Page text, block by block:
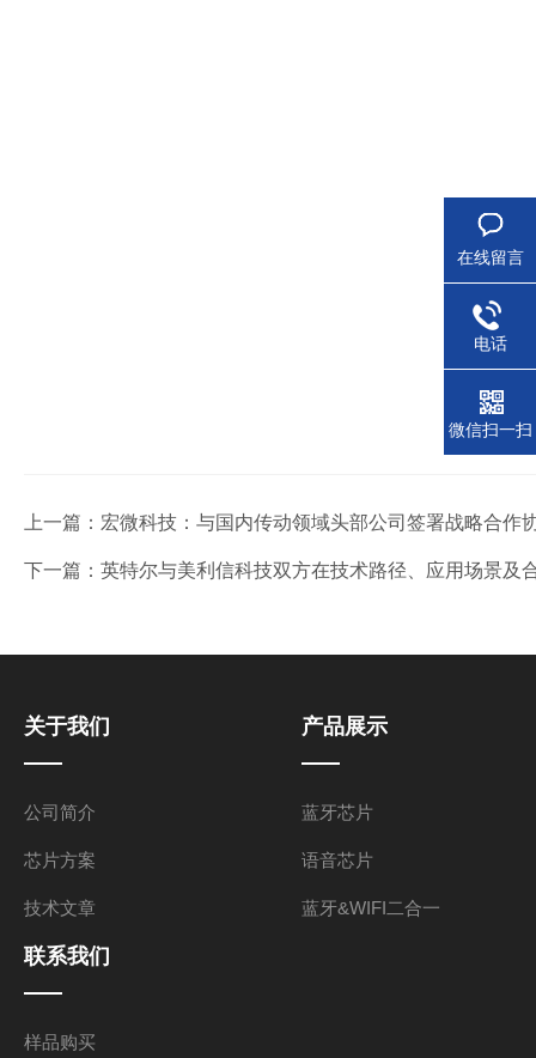
上一篇： 宏微科技：与国内传动领域头部公司签署战略合作
下一篇： 英特尔与美利信科技双方在技术路径、应用场景
关于我们
公司简介
芯片方案
技术文章
产品展示
蓝牙芯片
语音芯片
蓝牙&WIFI二合一
联系我们
样品购买
在线留言
电话
微信扫一扫